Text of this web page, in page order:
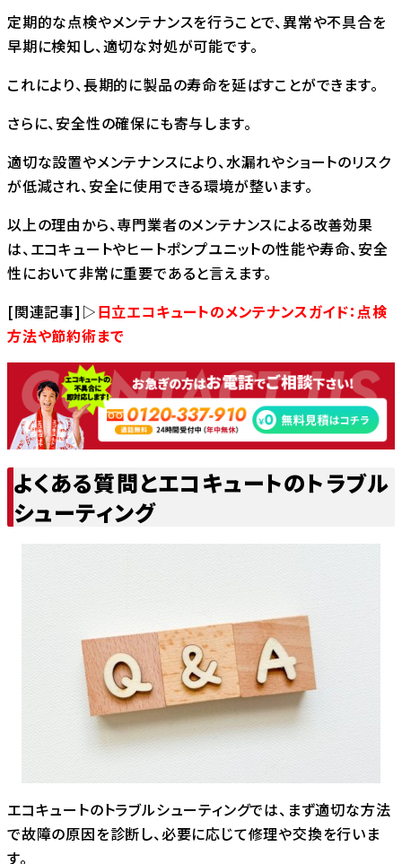
定期的な点検やメンテナンスを行うことで、異常や不具合を
早期に検知し、適切な対処が可能です。
これにより、長期的に製品の寿命を延ばすことができます。
さらに、安全性の確保にも寄与します。
適切な設置やメンテナンスにより、水漏れやショートのリスク
が低減され、安全に使用できる環境が整います。
以上の理由から、専門業者のメンテナンスによる改善効果
は、エコキュートやヒートポンプユニットの性能や寿命、安全
性において非常に重要であると言えます。
[関連記事]▷日立エコキュートのメンテナンスガイド：点検
方法や節約術まで
よくある質問とエコキュートのトラブル
シューティング
エコキュートのトラブルシューティングでは、まず適切な方法
で故障の原因を診断し、必要に応じて修理や交換を行いま
す。